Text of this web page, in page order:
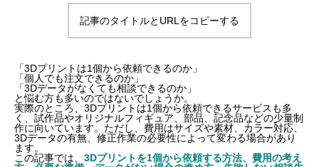
記事のタイトルとURLをコピーする
「3Dプリントは1個から依頼できるのか」
「個人でも注文できるのか」
「3Dデータがなくても相談できるのか」
と悩む方も多いのではないでしょうか。
実際のところ、3Dプリントは1個から依頼できるサービスも多
く、試作品やオリジナルフィギュア、部品、記念品などの少量制
作に向いています。ただし、費用はサイズや素材、カラー対応、
3Dデータの有無、修正作業の必要性によって変わる場合があり
ます。
この記事では、 3Dプリントを1個から依頼する方法、費用の考え